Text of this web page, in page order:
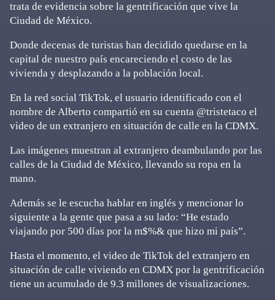
trata de evidencia sobre la gentrificación que vive la
Ciudad de México.
Donde decenas de turistas han decidido quedarse en la
capital de nuestro país encareciendo el costo de las
vivienda y desplazando a la población local.
En la red social TikTok, el usuario identificado con el
nombre de Alberto compartió en su cuenta @tristetaco el
video de un extranjero en situación de calle en la CDMX.
Las imágenes muestran al extranjero deambulando por las
calles de la Ciudad de México, llevando su ropa en la
mano.
Además se le escucha hablar en inglés y mencionar lo
siguiente a la gente que pasa a su lado: “He estado
viajando por 500 días por la m$%& que hizo mi país”.
Hasta el momento, el video de TikTok del extranjero en
situación de calle viviendo en CDMX por la gentrificación
tiene un acumulado de 9.3 millones de visualizaciones.